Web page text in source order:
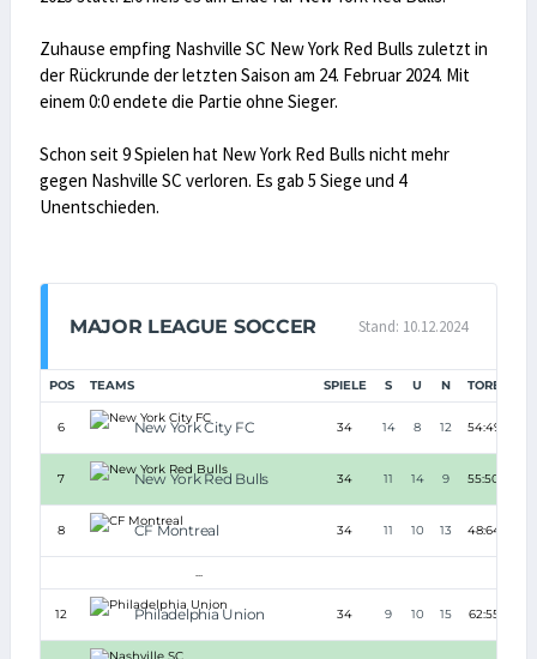
Zuhause empfing Nashville SC New York Red Bulls zuletzt in
der Rückrunde der letzten Saison am 24. Februar 2024. Mit
einem 0:0 endete die Partie ohne Sieger.
Schon seit 9 Spielen hat New York Red Bulls nicht mehr
gegen Nashville SC verloren. Es gab 5 Siege und 4
Unentschieden.
MAJOR LEAGUE SOCCER Stand: 10.12.2024
POS TEAMS SPIELE S U N TORE
6 New York City FC 34 14 8 12 54:49
7 New York Red Bulls 34 11 14 9 55:50
8 CF Montreal 34 11 10 13 48:64
...
12 Philadelphia Union 34 9 10 15 62:55